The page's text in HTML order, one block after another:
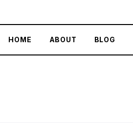
HOME ABOUT BLOG